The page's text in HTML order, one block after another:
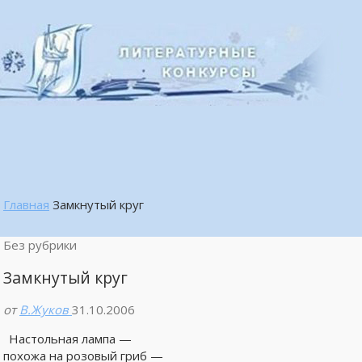
Главная Замкнутый круг
Без рубрики
Замкнутый круг
от В.Жуков 31.10.2006
Настольная лампа —
похожа на розовый гриб —